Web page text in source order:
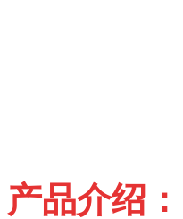
产品介绍：